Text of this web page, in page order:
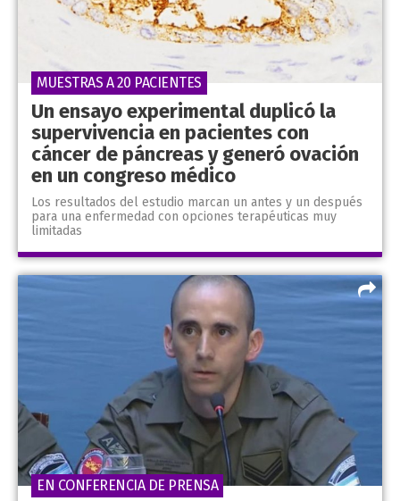
Un ensayo experimental duplicó la
supervivencia en pacientes con
cáncer de páncreas y generó ovación
en un congreso médico
Los resultados del estudio marcan un antes y un después
para una enfermedad con opciones terapéuticas muy
limitadas
MUESTRAS A 20 PACIENTES
EN CONFERENCIA DE PRENSA